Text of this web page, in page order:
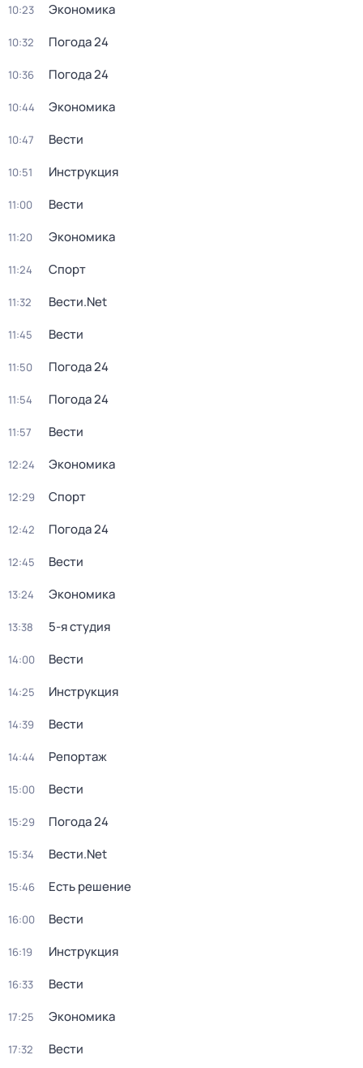
10:23 Экономика
10:32 Погода 24
10:36 Погода 24
10:44 Экономика
10:47 Вести
10:51 Инструкция
11:00 Вести
11:20 Экономика
11:24 Спорт
11:32 Вести.Net
11:45 Вести
11:50 Погода 24
11:54 Погода 24
11:57 Вести
12:24 Экономика
12:29 Спорт
12:42 Погода 24
12:45 Вести
13:24 Экономика
13:38 5-я студия
14:00 Вести
14:25 Инструкция
14:39 Вести
14:44 Репортаж
15:00 Вести
15:29 Погода 24
15:34 Вести.Net
15:46 Есть решение
16:00 Вести
16:19 Инструкция
16:33 Вести
17:25 Экономика
17:32 Вести